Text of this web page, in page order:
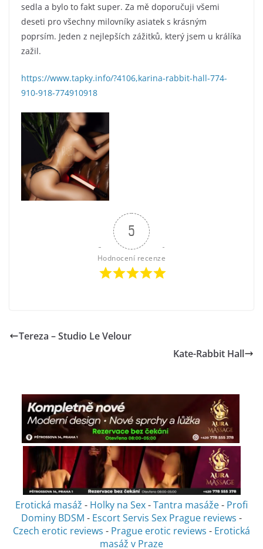
sedla a bylo to fakt super. Za mě doporučuji všemi
deseti pro všechny milovníky asiatek s krásným
poprsím. Jeden z nejlepších zážitků, který jsem u králíka
zažil.
https://www.tapky.info/?4106,karina-rabbit-hall-774-
910-918-774910918
5
Hodnocení recenze
Tereza – Studio Le Velour
Kate-Rabbit Hall
Erotická masáž - Holky na Sex-Tantra masáže- Profi
Dominy BDSM - Escort Servis Sex Prague reviews -
Czech erotic reviews - Prague erotic reviews - Erotická
masáž v Praze